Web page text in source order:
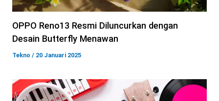
OPPO Reno13 Resmi Diluncurkan dengan
Desain Butterfly Menawan
Tekno / 20 Januari 2025